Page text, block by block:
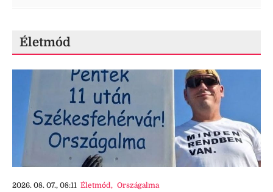
Életmód
2026. 08. 07., 08:11 Életmód, Országalma